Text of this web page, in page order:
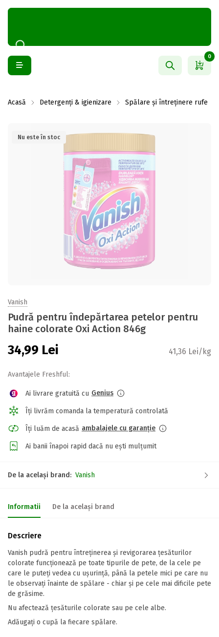
0
Acasă Detergenți & igienizare Spălare și întreținere rufe
Nu este în stoc
Vanish
Pudră pentru îndepărtarea petelor pentru
haine colorate Oxi Action 846g
34,99 Lei 41,36 Lei/kg
Avantajele Freshful:
Ai livrare gratuită cu Genius
Îți livrăm comanda la temperatură controlată
Îți luăm de acasă ambalajele cu garanție
Ai banii înapoi rapid dacă nu ești mulțumit
De la același brand: Vanish
Informatii De la același brand
Descriere
Vanish pudră pentru întreținerea și revigorarea țesăturilor
colorate funcționează pe toate tipurile de pete, de la cele pe
care le puteți vedea cu ușurință, până la petele mici pe care nu
le observați înainte de spălare - chiar și pe cele mai dificile pete
de grăsime.
Nu afectează țesăturile colorate sau pe cele albe.
Adăugați o cupă la fiecare spălare.